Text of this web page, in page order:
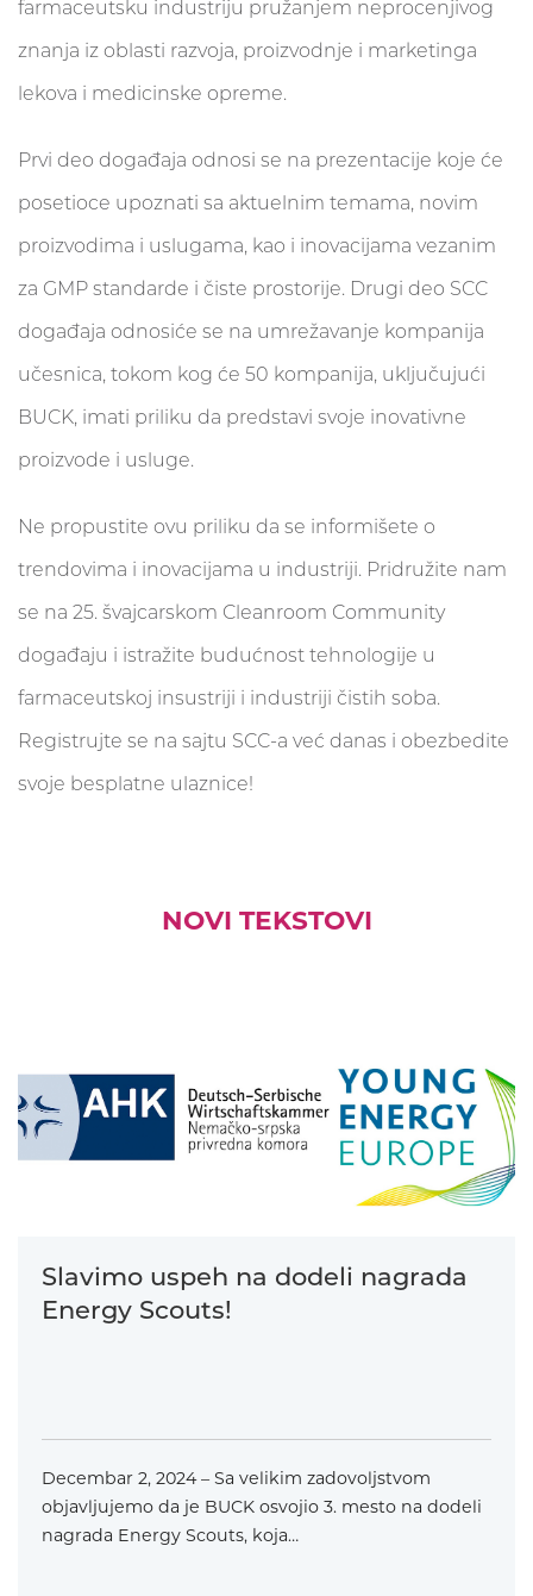
farmaceutsku industriju pružanjem neprocenjivog
znanja iz oblasti razvoja, proizvodnje i marketinga
lekova i medicinske opreme.
Prvi deo događaja odnosi se na prezentacije koje će
posetioce upoznati sa aktuelnim temama, novim
proizvodima i uslugama, kao i inovacijama vezanim
za GMP standarde i čiste prostorije. Drugi deo SCC
događaja odnosiće se na umrežavanje kompanija
učesnica, tokom kog će 50 kompanija, uključujući
BUCK, imati priliku da predstavi svoje inovativne
proizvode i usluge.
Ne propustite ovu priliku da se informišete o
trendovima i inovacijama u industriji. Pridružite nam
se na 25. švajcarskom Cleanroom Community
događaju i istražite budućnost tehnologije u
farmaceutskoj insustriji i industriji čistih soba.
Registrujte se na sajtu SCC-a već danas i obezbedite
svoje besplatne ulaznice!
NOVI TEKSTOVI
Slavimo uspeh na dodeli nagrada
Energy Scouts!
Decembar 2, 2024 – Sa velikim zadovoljstvom
objavljujemo da je BUCK osvojio 3. mesto na dodeli
nagrada Energy Scouts, koja…